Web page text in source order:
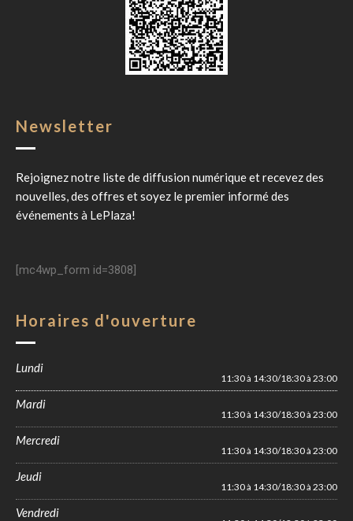
Newsletter
Rejoignez notre liste de diffusion numérique et recevez des
nouvelles, des offres et soyez le premier informé des
événements à LePlaza!
[mc4wp_form id=3808]
Horaires d'ouverture
Lundi
11:30 à 14:30/18:30 à 23:00
Mardi
11:30 à 14:30/18:30 à 23:00
Mercredi
11:30 à 14:30/18:30 à 23:00
Jeudi
11:30 à 14:30/18:30 à 23:00
Vendredi